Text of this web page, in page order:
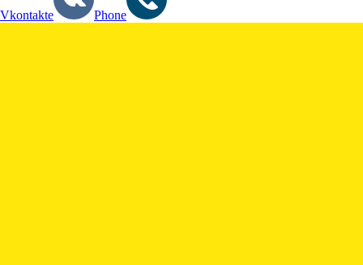
Vkontakte Phone